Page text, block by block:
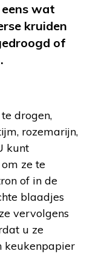
wat
kruiden
of
drogen,
rozemarijn,
kunt
ze te
of in de
blaadjes
vervolgens
u ze
keukenpapier